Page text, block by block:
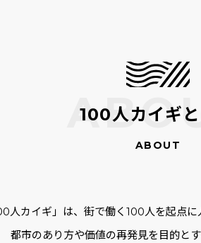
100人カイギ
人カイギ」は、街で働く100人を起点
都市のあり方や価値の再発見を目的とす